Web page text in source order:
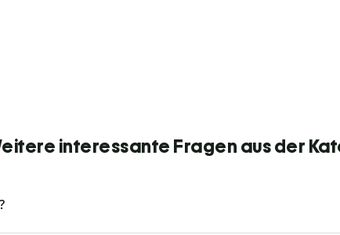
interessante Fragen aus der